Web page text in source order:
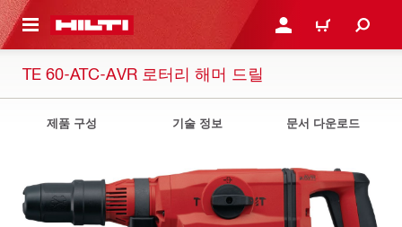
으로 건너뛰기 로그인 또는 회원가입
장바구니
TE 60-ATC-AVR 로터리 해머 드릴
제품 구성 기술 정보 문서 다운로드